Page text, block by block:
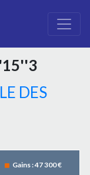
DES
Gains : 47 300 €